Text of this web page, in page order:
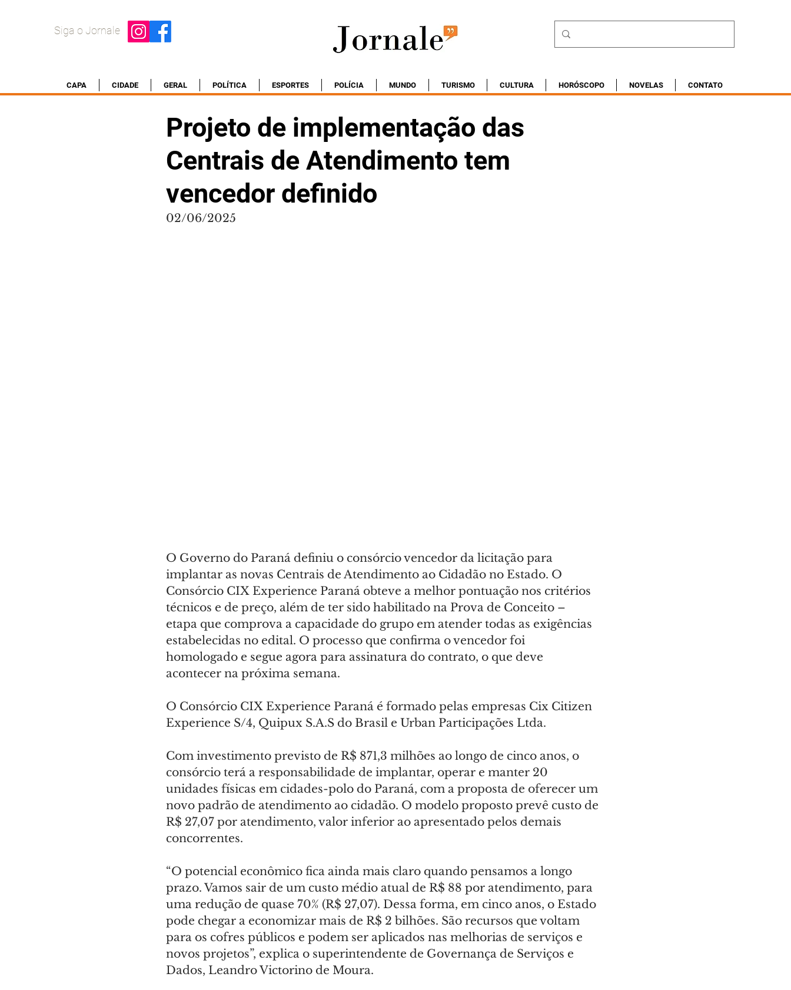
Siga o Jornale
CAPA CIDADE GERAL POLÍTICA ESPORTES POLÍCIA MUNDO TURISMO CULTURA HORÓSCOPO NOVELAS CONTATO
Projeto de implementação das
Centrais de Atendimento tem
vencedor definido
02/06/2025
O Governo do Paraná definiu o consórcio vencedor da licitação para
implantar as novas Centrais de Atendimento ao Cidadão no Estado. O
Consórcio CIX Experience Paraná obteve a melhor pontuação nos critérios
técnicos e de preço, além de ter sido habilitado na Prova de Conceito –
etapa que comprova a capacidade do grupo em atender todas as exigências
estabelecidas no edital. O processo que confirma o vencedor foi
homologado e segue agora para assinatura do contrato, o que deve
acontecer na próxima semana.
O Consórcio CIX Experience Paraná é formado pelas empresas Cix Citizen
Experience S/4, Quipux S.A.S do Brasil e Urban Participações Ltda.
Com investimento previsto de R$ 871,3 milhões ao longo de cinco anos, o
consórcio terá a responsabilidade de implantar, operar e manter 20
unidades físicas em cidades-polo do Paraná, com a proposta de oferecer um
novo padrão de atendimento ao cidadão. O modelo proposto prevê custo de
R$ 27,07 por atendimento, valor inferior ao apresentado pelos demais
concorrentes.
“O potencial econômico fica ainda mais claro quando pensamos a longo
prazo. Vamos sair de um custo médio atual de R$ 88 por atendimento, para
uma redução de quase 70% (R$ 27,07). Dessa forma, em cinco anos, o Estado
pode chegar a economizar mais de R$ 2 bilhões. São recursos que voltam
para os cofres públicos e podem ser aplicados nas melhorias de serviços e
novos projetos”, explica o superintendente de Governança de Serviços e
Dados, Leandro Victorino de Moura.